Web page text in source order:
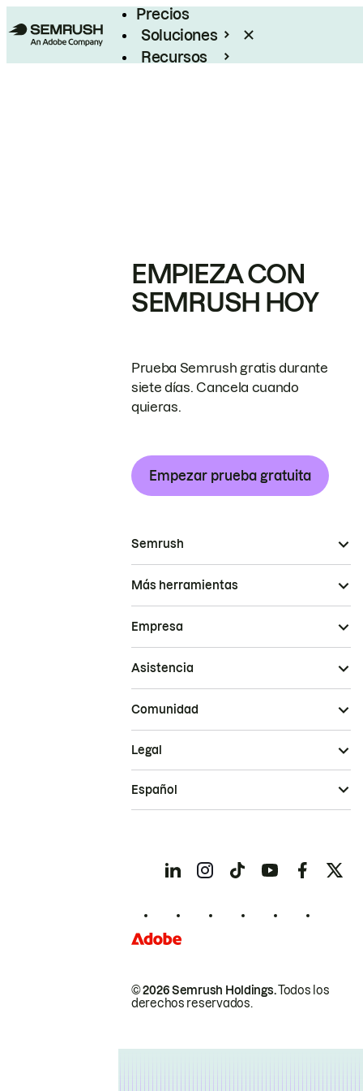
Precios
Soluciones
Recursos
EMPIEZA CON
SEMRUSH HOY
Prueba Semrush gratis durante
siete días. Cancela cuando
quieras.
Empezar prueba gratuita
Semrush
Más herramientas
Empresa
Asistencia
Comunidad
© 2026 Semrush Holdings.Todos los
derechos reservados.
Legal
Español